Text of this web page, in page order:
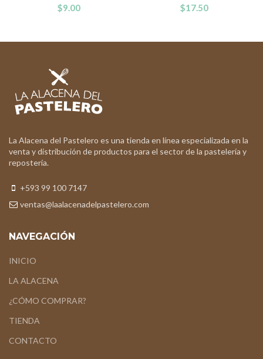
$9.00 $17.50
La Alacena del Pastelero es una tienda en línea especializada en la
venta y distribución de productos para el sector de la pastelería y
repostería.
+593 99 100 7147
ventas@laalacenadelpastelero.com
NAVEGACIÓN
INICIO
LA ALACENA
¿CÓMO COMPRAR?
TIENDA
CONTACTO